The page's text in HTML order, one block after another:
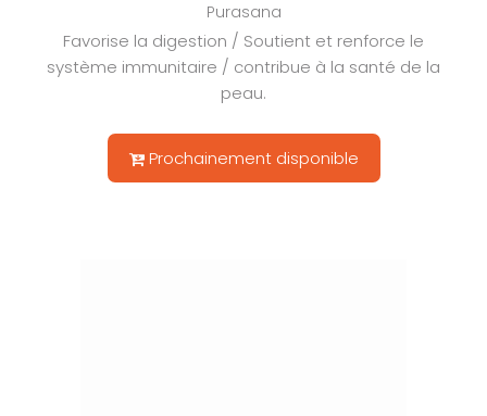
Purasana
Favorise la digestion / Soutient et renforce le
système immunitaire / contribue à la santé de la
peau.
Prochainement disponible